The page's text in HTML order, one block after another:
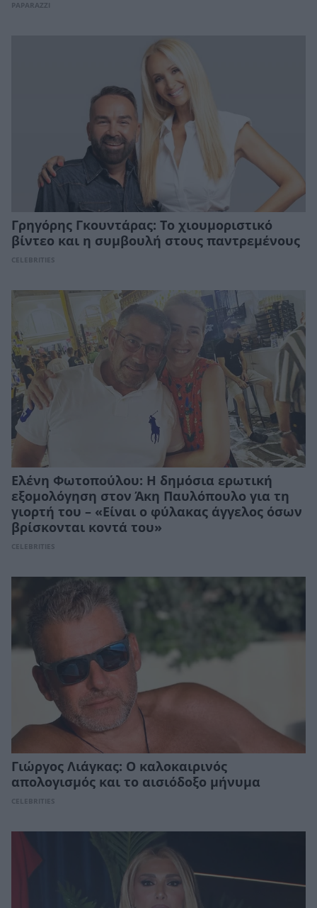
PAPARAZZI
Γρηγόρης Γκουντάρας: Το χιουμοριστικό
βίντεο και η συμβουλή στους παντρεμένους
CELEBRITIES
Ελένη Φωτοπούλου: Η δημόσια ερωτική
εξομολόγηση στον Άκη Παυλόπουλο για τη
γιορτή του – «Είναι ο φύλακας άγγελος όσων
βρίσκονται κοντά του»
CELEBRITIES
Γιώργος Λιάγκας: Ο καλοκαιρινός
απολογισμός και το αισιόδοξο μήνυμα
CELEBRITIES